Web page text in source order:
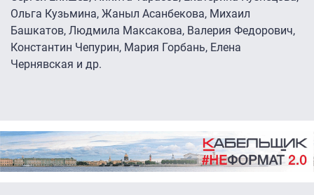
Ольга Кузьмина, Жаныл Асанбекова, Михаил
Башкатов, Людмила Максакова, Валерия Федорович,
Константин Чепурин, Мария Горбань, Елена
Чернявская и др.